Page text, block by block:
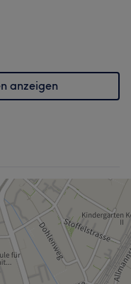
anzeigen